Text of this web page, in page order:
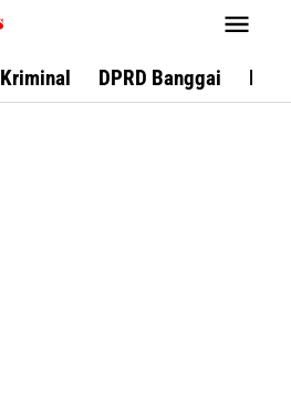
Kriminal DPRD Banggai